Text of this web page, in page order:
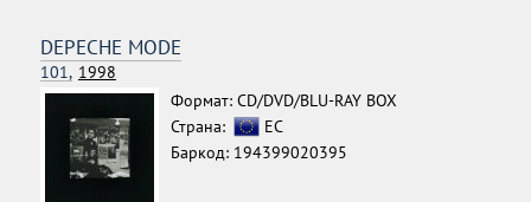
DEPECHE MODE
101, 1998
Формат: CD/DVD/BLU-RAY BOX
Страна:
ЕС
Баркод: 194399020395